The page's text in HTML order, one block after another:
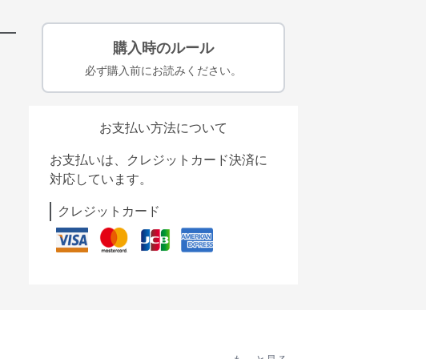
購入時のルール
必ず購入前にお読みください。
お支払い方法について
お支払いは、クレジットカード決済に
対応しています。
クレジットカード